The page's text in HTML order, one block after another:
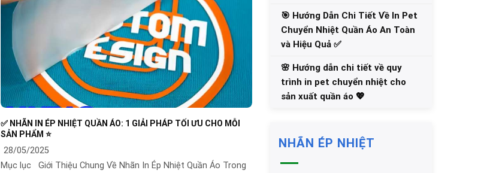
✅ NHÃN IN ÉP NHIỆT QUẦN ÁO: 1 GIẢI PHÁP TỐI ƯU CHO MỖI
SẢN PHẨM ⭐️
28/05/2025
Mục lục Giới Thiệu Chung Về Nhãn In Ép Nhiệt Quần Áo Trong
🎯 Hướng Dẫn Chi Tiết Về In Pet
Chuyển Nhiệt Quần Áo An Toàn
và Hiệu Quả ✅
🌸 Hướng dẫn chi tiết về quy
trình in pet chuyển nhiệt cho
sản xuất quần áo 💖
NHÃN ÉP NHIỆT